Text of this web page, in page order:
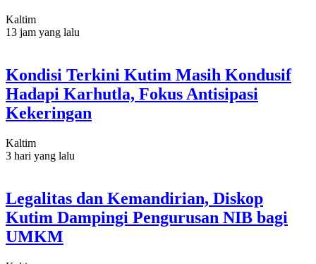
Kaltim
13 jam yang lalu
Kondisi Terkini Kutim Masih Kondusif
Hadapi Karhutla, Fokus Antisipasi
Kekeringan
Kaltim
3 hari yang lalu
Legalitas dan Kemandirian, Diskop
Kutim Dampingi Pengurusan NIB bagi
UMKM